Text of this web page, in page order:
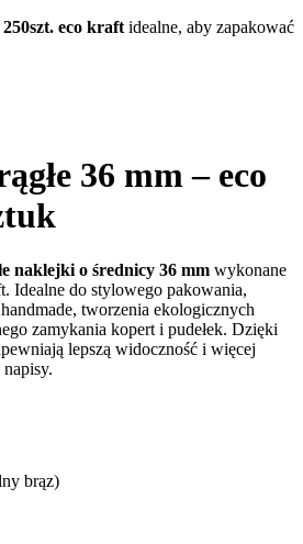
eco kraft idealne, aby zapakować
36 mm – eco
naklejki o średnicy 36 mm wykonane
Idealne do stylowego pakowania,
tworzenia ekologicznych
zamykania kopert i pudełek. Dzięki
lepszą widoczność i więcej
brąz)